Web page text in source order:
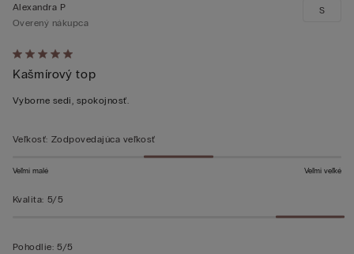
Hodnotenie:
5
z 5
Alexandra P
Overený nákupca
Kašmírový top
Vyborne sedi, spokojnosť.
S
Veľkosť: Zodpovedajúca veľkosť
Veľmi malé Veľmi veľké
Kvalita: 5/5
Pohodlie: 5/5